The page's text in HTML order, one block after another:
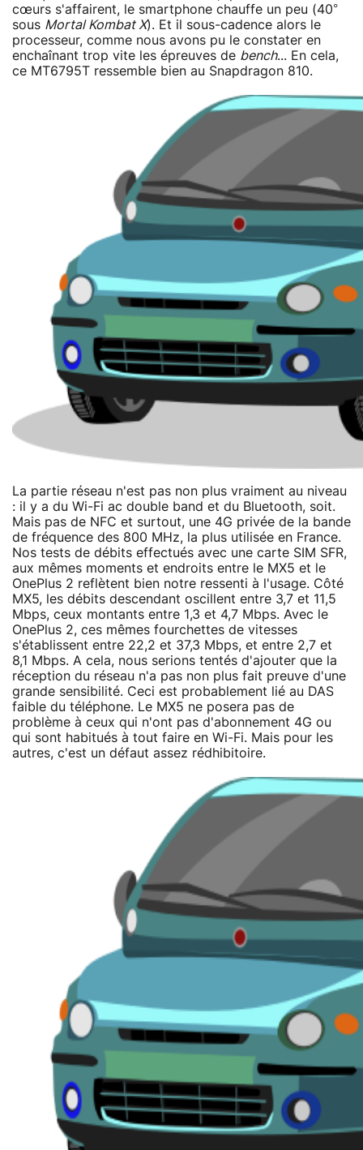
cœurs s'affairent, le smartphone chauffe un peu (40°
sous Mortal Kombat X). Et il sous-cadence alors le
processeur, comme nous avons pu le constater en
enchaînant trop vite les épreuves de bench... En cela,
ce MT6795T ressemble bien au Snapdragon 810.
La partie réseau n'est pas non plus vraiment au niveau
: il y a du Wi-Fi ac double band et du Bluetooth, soit.
Mais pas de NFC et surtout, une 4G privée de la bande
de fréquence des 800 MHz, la plus utilisée en France.
Nos tests de débits effectués avec une carte SIM SFR,
aux mêmes moments et endroits entre le MX5 et le
OnePlus 2 reflètent bien notre ressenti à l'usage. Côté
MX5, les débits descendant oscillent entre 3,7 et 11,5
Mbps, ceux montants entre 1,3 et 4,7 Mbps. Avec le
OnePlus 2, ces mêmes fourchettes de vitesses
s'établissent entre 22,2 et 37,3 Mbps, et entre 2,7 et
8,1 Mbps. A cela, nous serions tentés d'ajouter que la
réception du réseau n'a pas non plus fait preuve d'une
grande sensibilité. Ceci est probablement lié au DAS
faible du téléphone. Le MX5 ne posera pas de
problème à ceux qui n'ont pas d'abonnement 4G ou
qui sont habitués à tout faire en Wi-Fi. Mais pour les
autres, c'est un défaut assez rédhibitoire.